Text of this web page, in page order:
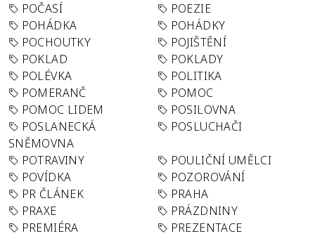
POČASÍ
POEZIE
POHÁDKA
POHÁDKY
POCHOUTKY
POJIŠTĚNÍ
POKLAD
POKLADY
POLÉVKA
POLITIKA
POMERANČ
POMOC
POMOC LIDEM
POSILOVNA
POSLANECKÁ
SNĚMOVNA
POSLUCHAČI
POTRAVINY
POULIČNÍ UMĚLCI
POVÍDKA
POZOROVÁNÍ
PR ČLÁNEK
PRAHA
PRAXE
PRÁZDNINY
PREMIÉRA
PREZENTACE